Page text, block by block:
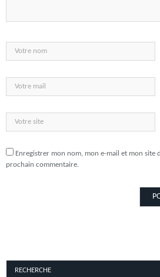
Enregistrer mon nom, mon e-mail et mon site
prochain commentaire.
RECHERCHE